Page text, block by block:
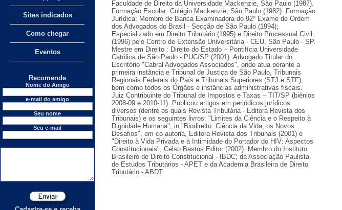
Sites indicados
Como chegar
Eventos
Recomende
Nome do Amigo
e-mail do amigo
Seu nome
Seu e-mail
Faculdade de Direito da Universidade Mackenzie, São Paulo (1987).
Formação Escolar: Colégio Mackenzie, São Paulo (1982). Formação
Jurídica: Membro de Banca Examinadora do 92º Exame de Ordem
dos Advogados do Brasil - Secção de São Paulo (1994);
Especializado em Direito Tributário (1995) e Direito Processual Civil
(1996) pelo Centro de Extensão Universitária - CEU, São Paulo - SP.
Mestre em Direito : Direito do Estado – Pontifícia Universidade
Católica de São Paulo - PUC/SP (2001). Advogado Titular do
Escritório "Cabral Advogados Associados", onde atua perante a
primeira instância e Tribunal de Justiça de São Paulo, Tribunais
Regionais Federais do País e Tribunais Superiores (STJ e STF),
bem como todos os Órgãos e instâncias administrativas fiscais.
Juiz Contribuinte do Tribunal de Impostos e Taxas – TIT/SP (biênios
2008-09 e 2010-11). Publicou artigos em periódicos jurídicos
diversos (dentre os quais Revista Tributária - Editora Revista dos
Tribunais) e os seguintes livros: "Limites da Ciência e o Respeito à
Dignidade Humana", in "Biodireito: Ciência da Vida, os Novos
Desafios", em co-autoria, Editora Revista dos Tribunais (2001) e
"Direito à Vida Privada e à Intimidade do Portador do HIV: Aspectos
Constitucionais", Celso Bastos Editor (2002). Membro do Instituto
Brasileiro de Direito Constitucional - IBDC; da Associação Paulista
de Estudos Tributários - APET e da Academia Brasileira de Direito
Tributário - ABDT.